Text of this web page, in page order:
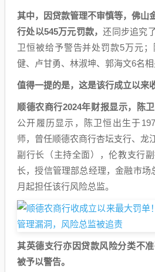
其中，因贷款管理不审慎等，佛山
行处以545万元罚款，还同步追究
卫恒被给予警告并处罚款5万元
健、卢甘勇、林淑坤、郭海文6名相
值得一提的是，这是该行成立以来
顺德农商行2024年财报显示，陈
公开履历显示，陈卫恒出生于
师，曾任顺德农商行杏坛支行、龙
副行长（主持全面），伦教支行
长，授信管理部总经理，金融市场
月起担任该行风险总监。
其英德支行亦因贷款风险分类不
被予以警告。